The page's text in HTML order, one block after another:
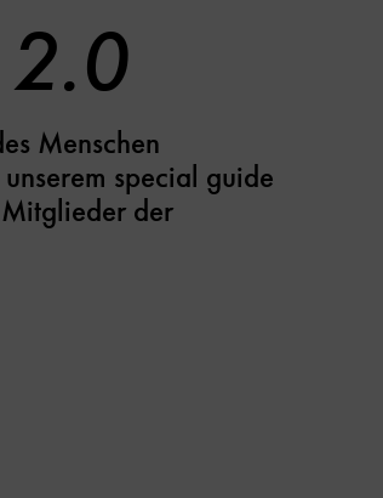
2.0
Menschen
special guide
der